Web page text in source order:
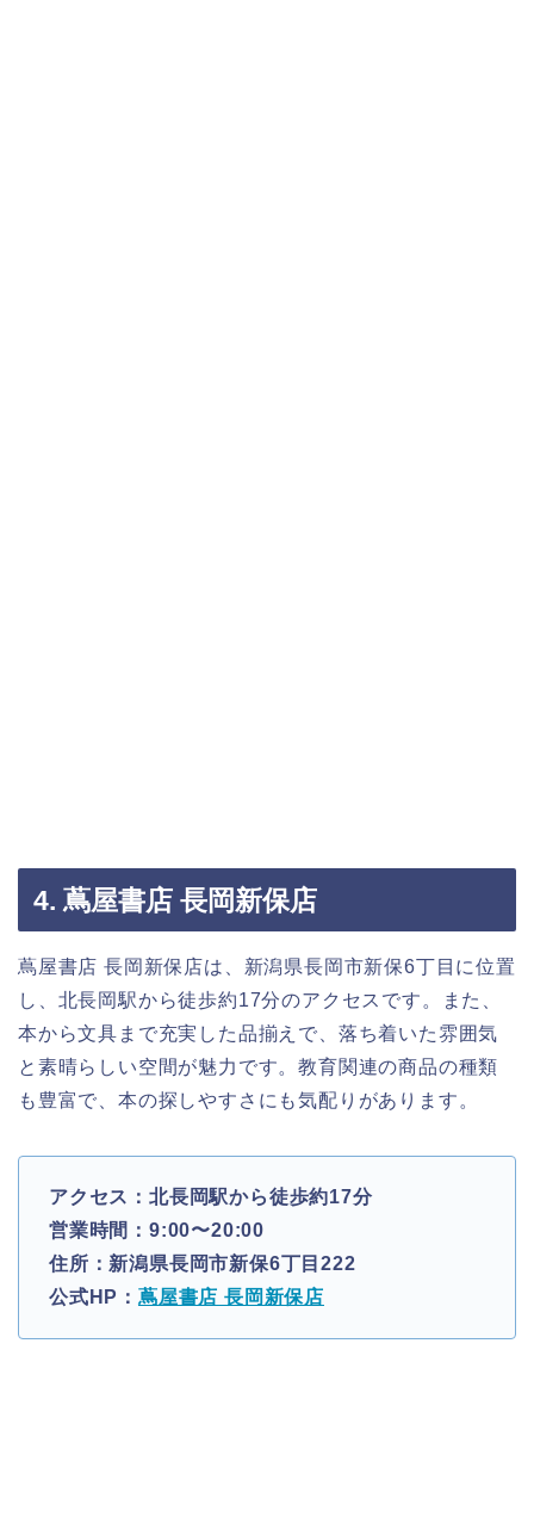
4. 蔦屋書店 長岡新保店
蔦屋書店 長岡新保店は、新潟県長岡市新保6丁目に位置
し、北長岡駅から徒歩約17分のアクセスです。また、
本から文具まで充実した品揃えで、落ち着いた雰囲気
と素晴らしい空間が魅力です。教育関連の商品の種類
も豊富で、本の探しやすさにも気配りがあります。
アクセス：北長岡駅から徒歩約17分
営業時間：9:00〜20:00
住所：新潟県長岡市新保6丁目222
公式HP： 蔦屋書店 長岡新保店